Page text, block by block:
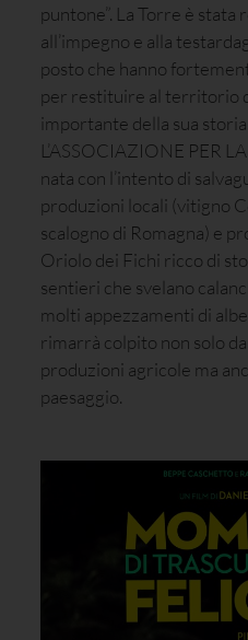
puntone”. La Torre è
all’impegno e alla
posto che hanno
per restituire al territorio
importante della sua storia.
L’ASSOCIAZIONE PER
nata con l’intento di
produzioni locali (vitigno
scalogno di Romagna) e
Oriolo dei Fichi ricco di
sentieri che svelano
molti appezzamenti di
rimarrà colpito non solo
produzioni agricole ma
paesaggio.